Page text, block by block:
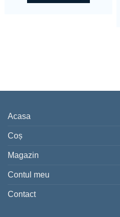
Acasa
Coș
Magazin
Contul meu
Contact